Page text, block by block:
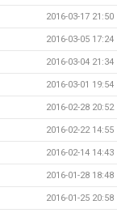
2016-03-17 21:50
2016-03-05 17:24
2016-03-04 21:34
2016-03-01 19:54
2016-02-28 20:52
2016-02-22 14:55
2016-02-14 14:43
2016-01-28 18:48
2016-01-25 20:58